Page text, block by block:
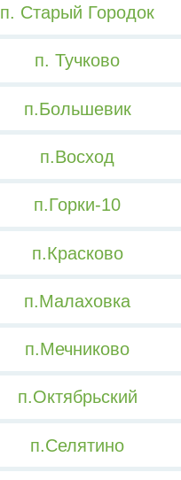
п. Старый Городок
п. Тучково
п.Большевик
п.Восход
п.Горки-10
п.Красково
п.Малаховка
п.Мечниково
п.Октябрьский
п.Селятино